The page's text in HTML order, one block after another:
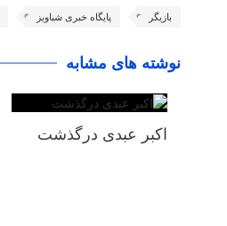
بازیگر پایگاه خبری شباویز
نوشته های مشابه
اکبر عبدی درگذشت